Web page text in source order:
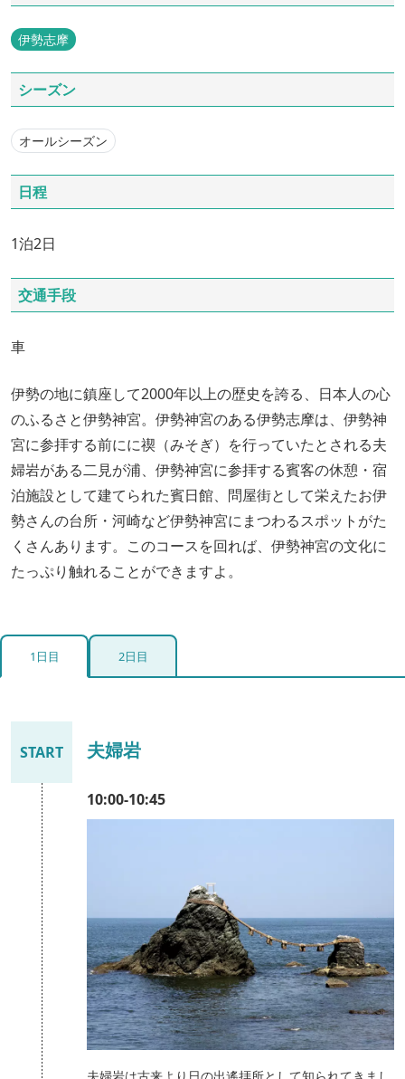
伊勢志摩
シーズン
オールシーズン
日程
1泊2日
交通手段
車
伊勢の地に鎮座して2000年以上の歴史を誇る、日本人の心
のふるさと伊勢神宮。伊勢神宮のある伊勢志摩は、伊勢神
宮に参拝する前にに禊（みそぎ）を行っていたとされる夫
婦岩がある二見が浦、伊勢神宮に参拝する賓客の休憩・宿
泊施設として建てられた賓日館、問屋街として栄えたお伊
勢さんの台所・河崎など伊勢神宮にまつわるスポットがた
くさんあります。このコースを回れば、伊勢神宮の文化に
たっぷり触れることができますよ。
1日目 2日目
START 夫婦岩
10:00-10:45